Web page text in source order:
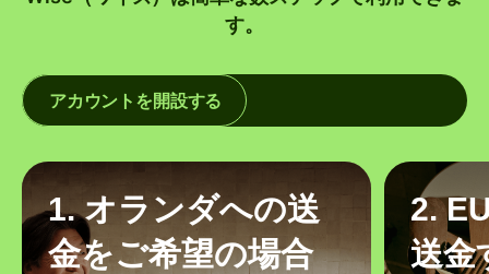
す。
アカウントを開設する
1. オランダへの送
金をご希望の場合
2.
送金